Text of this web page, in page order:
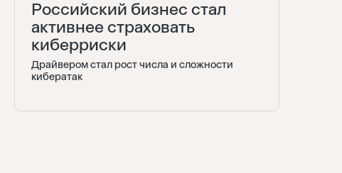
Российский бизнес стал
активнее страховать
киберриски
Драйвером стал рост числа и сложности
кибератак